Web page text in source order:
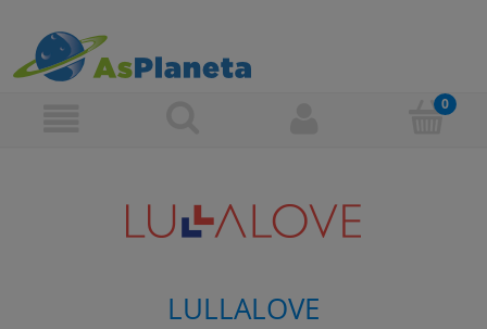
LULLALOVE